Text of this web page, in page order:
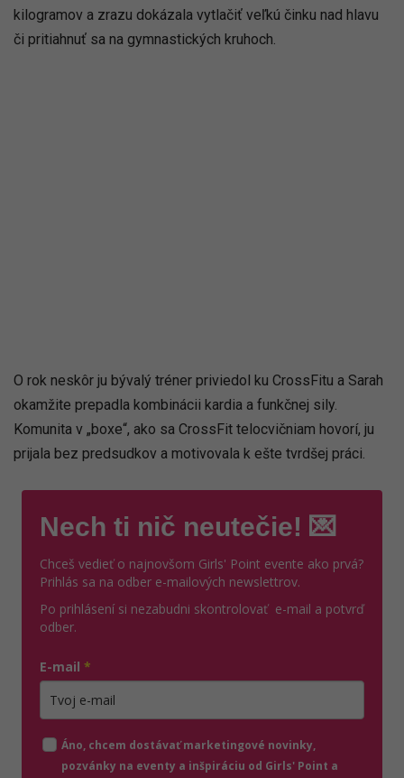
kilogramov a zrazu dokázala vytlačiť veľkú činku nad hlavu
či pritiahnuť sa na gymnastických kruhoch.
O rok neskôr ju bývalý tréner priviedol ku CrossFitu a Sarah
okamžite prepadla kombinácii kardia a funkčnej sily.
Komunita v „boxe“, ako sa CrossFit telocvičniam hovorí, ju
prijala bez predsudkov a motivovala k ešte tvrdšej práci.
Nech ti nič neutečie! 💌
Chceš vedieť o najnovšom Girls' Point evente ako prvá?
Prihlás sa na odber e-mailových newslettrov.
Po prihlásení si nezabudni skontrolovať e-mail a potvrď
odber.
E-mail *
Áno, chcem dostávať marketingové novinky,
pozvánky na eventy a inšpiráciu od Girls' Point a